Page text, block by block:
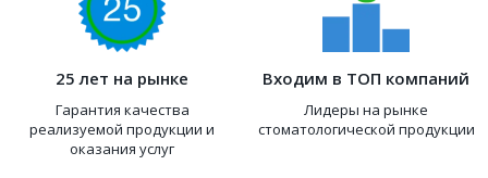
25 лет на рынке
Гарантия качества
реализуемой продукции и
оказания услуг
Входим в ТОП компаний
Лидеры на рынке
стоматологической продукции